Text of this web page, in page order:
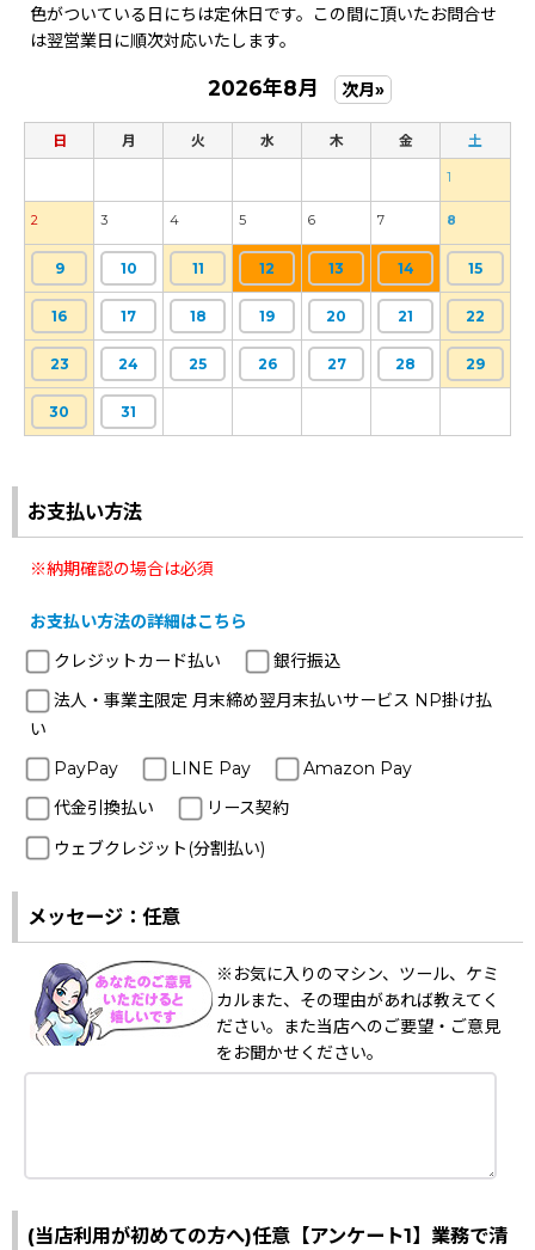
色がついている日にちは定休日です。この間に頂いたお問合せ
は翌営業日に順次対応いたします。
2026年8月 次月»
日 月 火 水 木 金 土
1
2 3 4 5 6 7 8
9 10 11 12 13 14 15
16 17 18 19 20 21 22
23 24 25 26 27 28 29
30 31
お支払い方法
※納期確認の場合は必須
お支払い方法の詳細はこちら
クレジットカード払い
銀行振込
法人・事業主限定 月末締め翌月末払いサービス NP掛け払
い
PayPay
LINE Pay
Amazon Pay
代金引換払い
リース契約
ウェブクレジット(分割払い)
メッセージ：任意
※お気に入りのマシン、ツール、ケミ
カルまた、その理由があれば教えてく
ださい。また当店へのご要望・ご意見
をお聞かせください。
(当店利用が初めての方へ)任意【アンケート1】業務で清